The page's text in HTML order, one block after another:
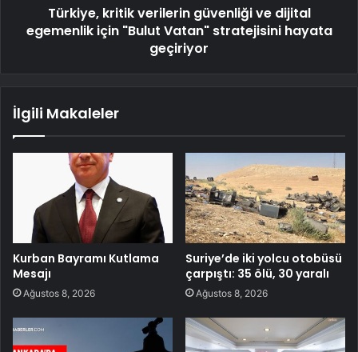
Türkiye, kritik verilerin güvenliği ve dijital
egemenlik için "Bulut Vatan" stratejisini hayata
geçiriyor
İlgili Makaleler
Kurban Bayramı Kutlama
Mesajı
Ağustos 8, 2026
Suriye’de iki yolcu otobüsü
çarpıştı: 35 ölü, 30 yaralı
Ağustos 8, 2026